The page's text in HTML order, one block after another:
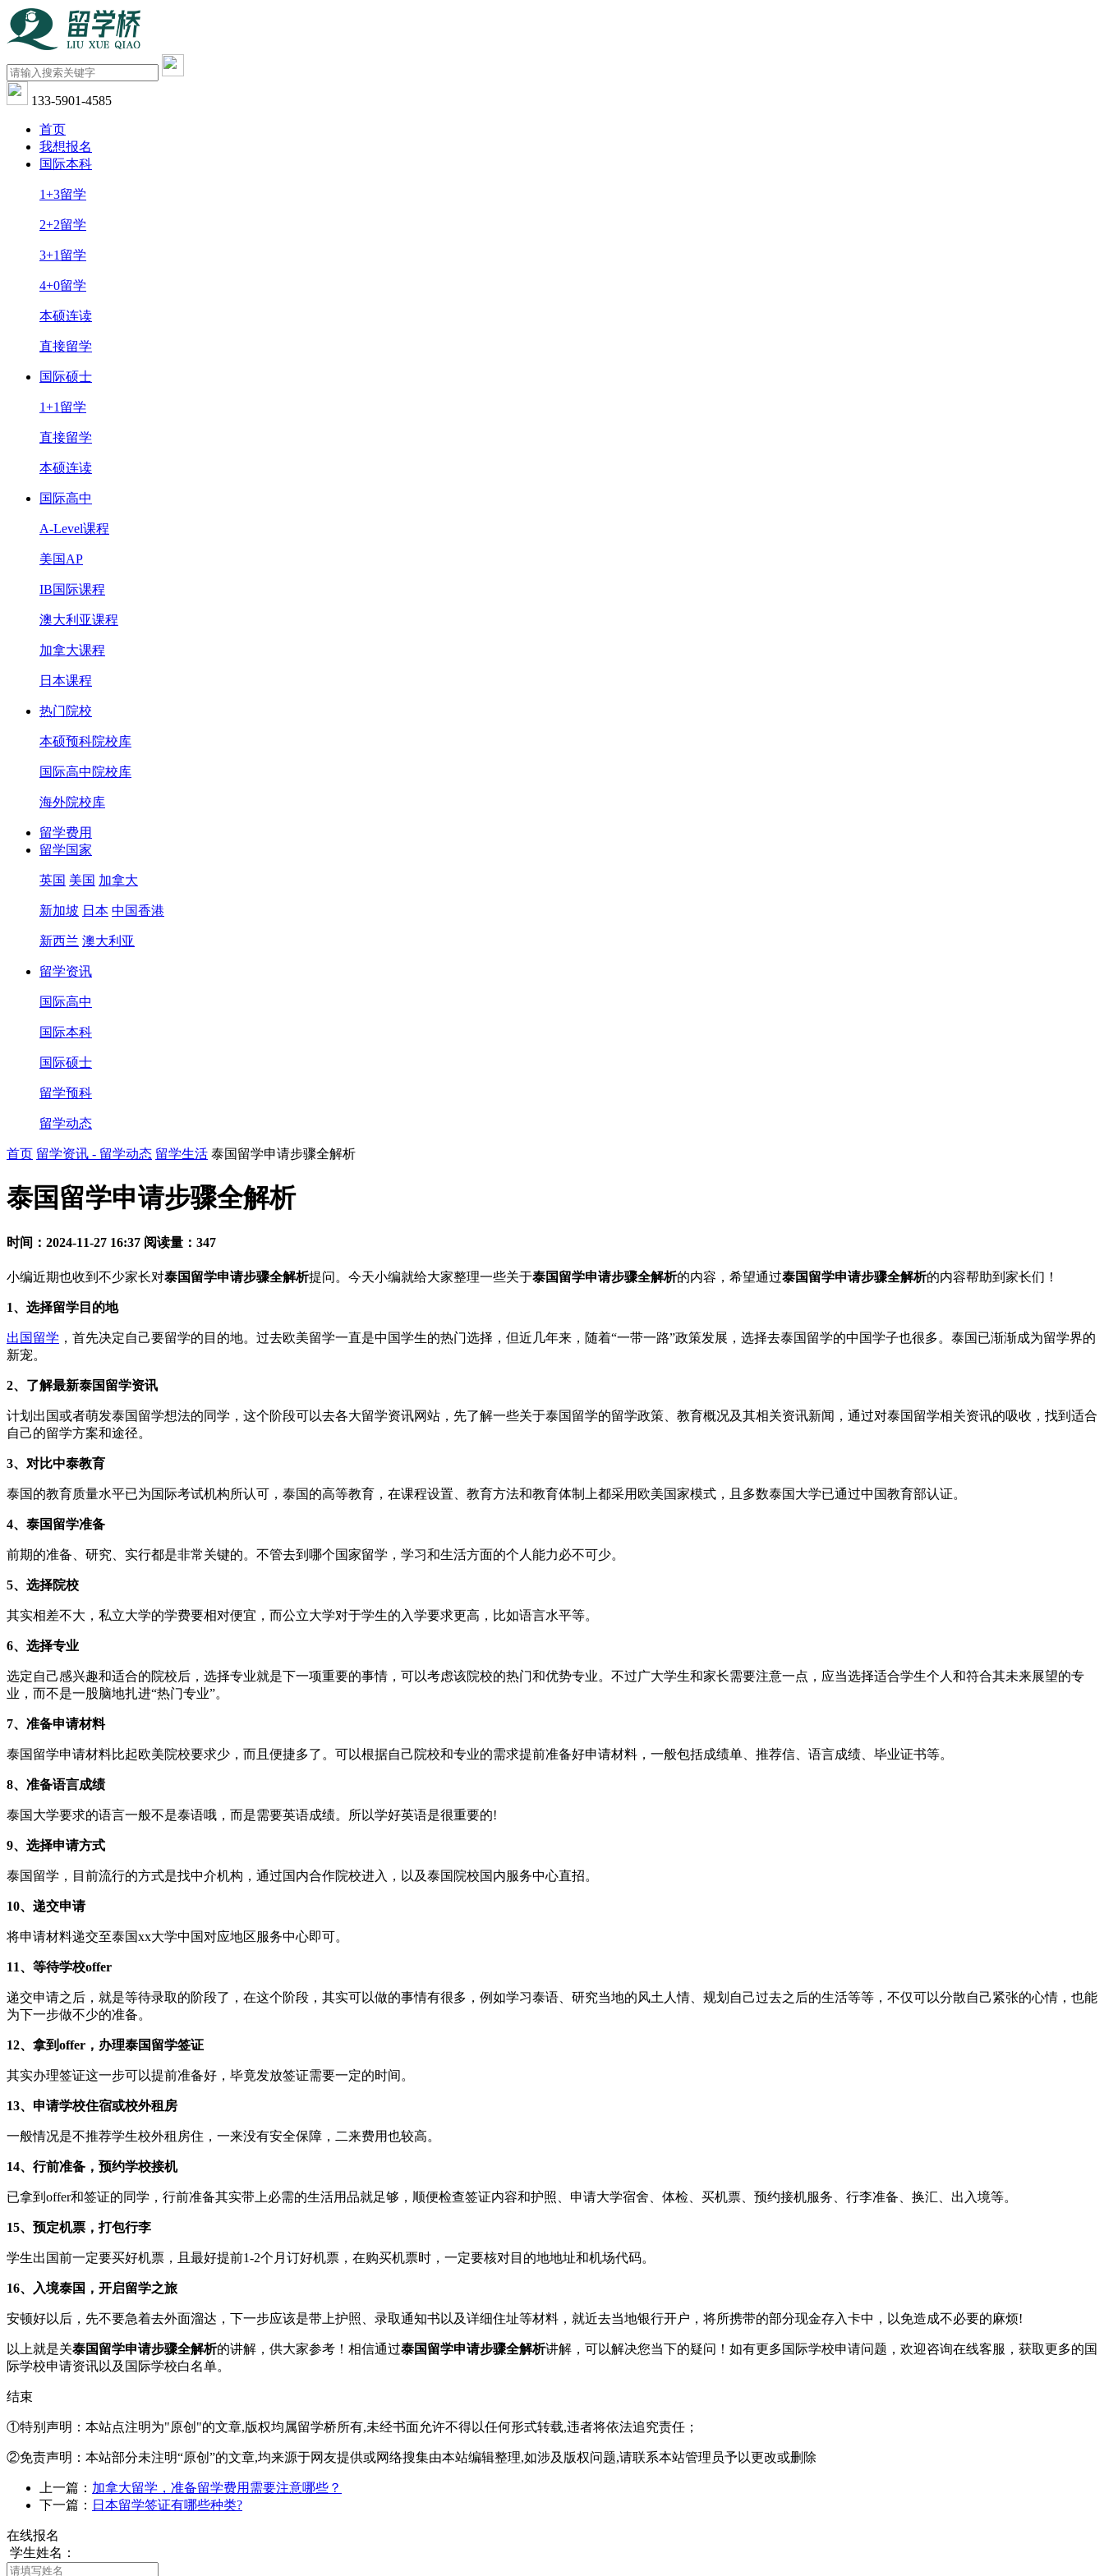
133-5901-4585
首页
我想报名
国际本科
1+3留学
2+2留学
3+1留学
4+0留学
本硕连读
直接留学
国际硕士
1+1留学
直接留学
本硕连读
国际高中
A-Level课程
美国AP
IB国际课程
澳大利亚课程
加拿大课程
日本课程
热门院校
本硕预科院校库
国际高中院校库
海外院校库
留学费用
留学国家
英国 美国 加拿大
新加坡 日本 中国香港
新西兰 澳大利亚
留学资讯
国际高中
国际本科
国际硕士
留学预科
留学动态
首页 留学资讯 - 留学动态 留学生活 泰国留学申请步骤全解析
泰国留学申请步骤全解析
时间：2024-11-27 16:37 阅读量：347
小编近期也收到不少家长对泰国留学申请步骤全解析提问。今天小编就给大家整理一些关于泰国留学申请步骤全解析的内容，希望通过泰国留学申请步骤全解析的内容帮助到家长们！
1、选择留学目的地
出国留学 ，首先决定自己要留学的目的地。过去欧美留学一直是中国学生的热门选择，但近几年来，随着“一带一路”政策发展，选择去泰国留学的中国学子也很多。泰国已渐渐成为留学界的
新宠。
2、了解最新泰国留学资讯
计划出国或者萌发泰国留学想法的同学，这个阶段可以去各大留学资讯网站，先了解一些关于泰国留学的留学政策、教育概况及其相关资讯新闻，通过对泰国留学相关资讯的吸收，找到适合
自己的留学方案和途径。
3、对比中泰教育
泰国的教育质量水平已为国际考试机构所认可，泰国的高等教育，在课程设置、教育方法和教育体制上都采用欧美国家模式，且多数泰国大学已通过中国教育部认证。
4、泰国留学准备
前期的准备、研究、实行都是非常关键的。不管去到哪个国家留学，学习和生活方面的个人能力必不可少。
5、选择院校
其实相差不大，私立大学的学费要相对便宜，而公立大学对于学生的入学要求更高，比如语言水平等。
6、选择专业
选定自己感兴趣和适合的院校后，选择专业就是下一项重要的事情，可以考虑该院校的热门和优势专业。不过广大学生和家长需要注意一点，应当选择适合学生个人和符合其未来展望的专
业，而不是一股脑地扎进“热门专业”。
7、准备申请材料
泰国留学申请材料比起欧美院校要求少，而且便捷多了。可以根据自己院校和专业的需求提前准备好申请材料，一般包括成绩单、推荐信、语言成绩、毕业证书等。
8、准备语言成绩
泰国大学要求的语言一般不是泰语哦，而是需要英语成绩。所以学好英语是很重要的!
9、选择申请方式
泰国留学，目前流行的方式是找中介机构，通过国内合作院校进入，以及泰国院校国内服务中心直招。
10、递交申请
将申请材料递交至泰国xx大学中国对应地区服务中心即可。
11、等待学校offer
递交申请之后，就是等待录取的阶段了，在这个阶段，其实可以做的事情有很多，例如学习泰语、研究当地的风土人情、规划自己过去之后的生活等等，不仅可以分散自己紧张的心情，也能
为下一步做不少的准备。
12、拿到offer，办理泰国留学签证
其实办理签证这一步可以提前准备好，毕竟发放签证需要一定的时间。
13、申请学校住宿或校外租房
一般情况是不推荐学生校外租房住，一来没有安全保障，二来费用也较高。
14、行前准备，预约学校接机
已拿到offer和签证的同学，行前准备其实带上必需的生活用品就足够，顺便检查签证内容和护照、申请大学宿舍、体检、买机票、预约接机服务、行李准备、换汇、出入境等。
15、预定机票，打包行李
学生出国前一定要买好机票，且最好提前1-2个月订好机票，在购买机票时，一定要核对目的地地址和机场代码。
16、入境泰国，开启留学之旅
安顿好以后，先不要急着去外面溜达，下一步应该是带上护照、录取通知书以及详细住址等材料，就近去当地银行开户，将所携带的部分现金存入卡中，以免造成不必要的麻烦!
以上就是关泰国留学申请步骤全解析的讲解，供大家参考！相信通过泰国留学申请步骤全解析讲解，可以解决您当下的疑问！如有更多国际学校申请问题，欢迎咨询在线客服 ，获取更多的国
际学校申请资讯以及国际学校白名单。
结束
①特别声明：本站点注明为"原创"的文章,版权均属留学桥所有,未经书面允许不得以任何形式转载,违者将依法追究责任；
②免责声明：本站部分未注明“原创”的文章,均来源于网友提供或网络搜集由本站编辑整理,如涉及版权问题,请联系本站管理员予以更改或删除
上一篇： 加拿大留学，准备留学费用需要注意哪些？
下一篇： 日本留学签证有哪些种类?
在线报名
学生姓名：